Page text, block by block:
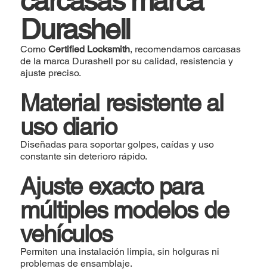
Durashell
ComoCertified Locksmith, recomendamos carcasas
de la marca Durashell por su calidad, resistencia y
ajuste preciso.
Material resistente al
uso diario
Diseñadas para soportar golpes, caídas y uso
constante sin deterioro rápido.
Ajuste exacto para
múltiples modelos de
vehículos
Permiten una instalación limpia, sin holguras ni
problemas de ensamblaje.